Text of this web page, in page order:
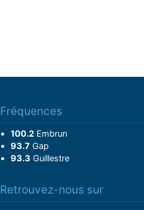
Fréquences
100.2Embrun
93.7 Gap
93.3 Guillestre
Retrouvez-nous sur